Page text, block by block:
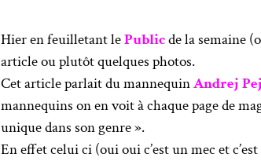
Hier en feuilletant lePublicde la semaine
article ou plutôt quelques photos.
Cet article parlait du mannequinAndrej
mannequins on en voit à chaque page de
unique dans son genre ».
En effet celui ci (oui oui c’est un mec et